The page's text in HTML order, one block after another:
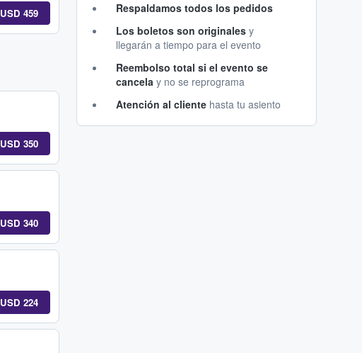
USD 459
USD 350
USD 340
USD 224
Respaldamos todos los pedidos
Los boletos son originales y
llegarán a tiempo para el evento
Reembolso total si el evento se
cancela y no se reprograma
Atención al cliente hasta tu asiento